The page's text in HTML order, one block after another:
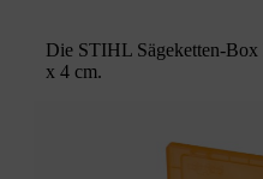
Die STIHL Sägeketten-
x 4 cm.